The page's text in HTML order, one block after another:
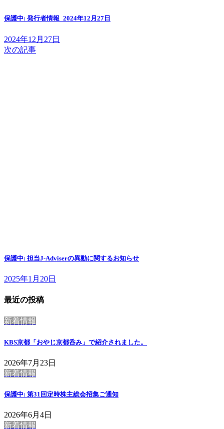
保護中: 発行者情報_2024年12月27日
2024年12月27日
次の記事
保護中: 担当J-Adviserの異動に関するお知らせ
2025年1月20日
最近の投稿
新着情報
KBS京都「おやじ京都呑み」で紹介されました。
2026年7月23日
新着情報
保護中: 第31回定時株主総会招集ご通知
2026年6月4日
新着情報